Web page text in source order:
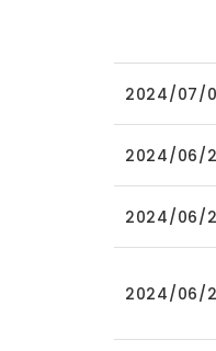
2024/07/
2024/06/
2024/06/
2024/06/